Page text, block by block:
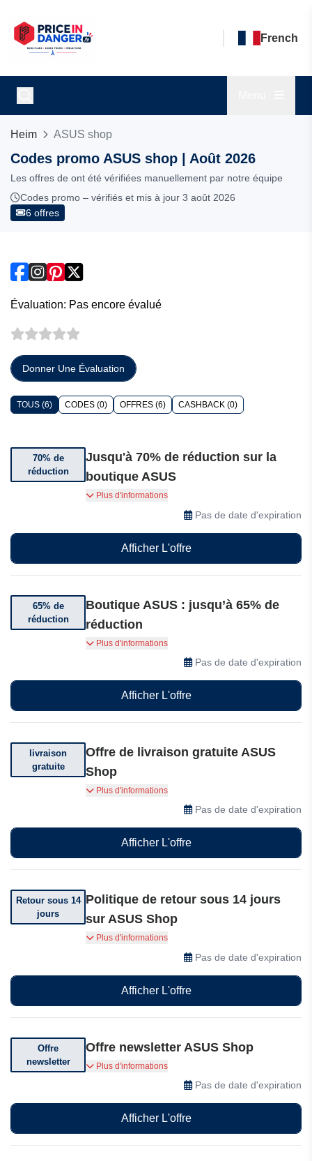
French
Heim ASUS shop
Codes promo ASUS shop | Août 2026
Les offres de ont été vérifiées manuellement par notre équipe
Codes promo – vérifiés et mis à jour 3 août 2026
6 offres
Évaluation: Pas encore évalué
Donner Une Évaluation
TOUS (6) CODES (0) OFFRES (6) CASHBACK (0)
70% de
réduction
Jusqu'à 70% de réduction sur la
boutique ASUS
Jusqu'à 70% de réduction sur une sélection
Plus d'informations
Pas de date d'expiration
Afficher L'offre
65% de
réduction
Boutique ASUS : jusqu’à 65% de
réduction
Profitez de jusqu’à 65% de réduction sur une
Plus d'informations
Pas de date d'expiration
Afficher L'offre
livraison
gratuite
Offre de livraison gratuite ASUS
Shop
Bénéficiez de la livraison gratuite sur votre
commande. Conditions générales applicables.
Plus d'informations
Pas de date d'expiration
Afficher L'offre
Retour sous 14
jours
Politique de retour sous 14 jours
sur ASUS Shop
Vous pouvez retourner votre commande dans
les 14 jours suivant sa réception.
Plus d'informations
Pas de date d'expiration
Afficher L'offre
Offre
newsletter
Offre newsletter ASUS Shop
Abonnez-vous pour recevoir nos offres
Plus d'informations
Pas de date d'expiration
Afficher L'offre